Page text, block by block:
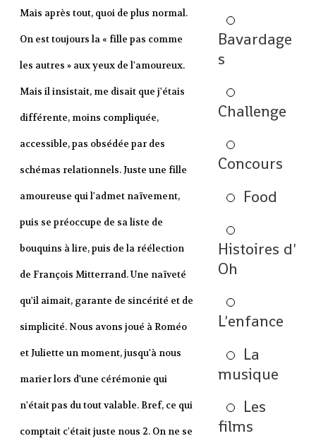
Mais après tout, quoi de plus normal.
On est toujours la « fille pas comme
les autres » aux yeux de l'amoureux.
Mais il insistait, me disait que j'étais
différente, moins compliquée,
accessible, pas obsédée par des
schémas relationnels. Juste une fille
amoureuse qui l'admet naïvement,
puis se préoccupe de sa liste de
bouquins à lire, puis de la réélection
de François Mitterrand. Une naïveté
qu'il aimait, garante de sincérité et de
simplicité. Nous avons joué à Roméo
et Juliette un moment, jusqu'à nous
marier lors d'une cérémonie qui
n'était pas du tout valable. Bref, ce qui
comptait c'était juste nous 2. On ne se
Bavardage
s
Challenge
Concours
Food
Histoires d'
Oh
L'enfance
La
musique
Les
films